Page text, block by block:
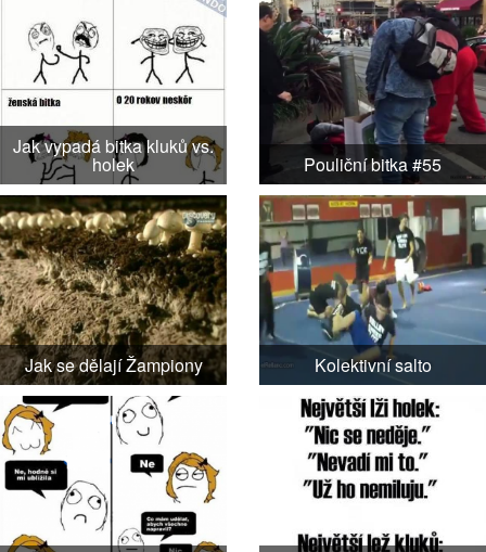
Jak vypadá bitka kluků vs.
holek Pouliční bitka #55
Jak se dělají Žampiony Kolektivní salto